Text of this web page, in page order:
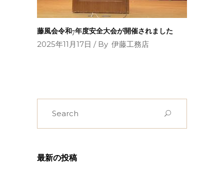
藤風会令和7年度安全大会が開催されました
2025年11月17日 By 伊藤工務店
最新の投稿